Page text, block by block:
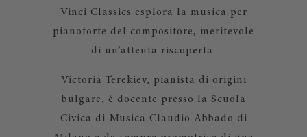
Vinci Classics esplora la musica per
pianoforte del compositore, meritevole
di un’attenta riscoperta.
Victoria Terekiev, pianista di origini
bulgare, è docente presso la Scuola
Civica di Musica Claudio Abbado di